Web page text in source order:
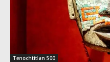
Tenochtitlan 500